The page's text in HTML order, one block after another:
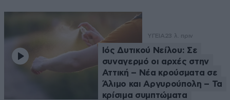
ΥΓΕΙΑ 23 λ. πριν
Ιός Δυτικού Νείλου: Σε
συναγερμό οι αρχές στην
Αττική – Νέα κρούσματα σε
Άλιμο και Αργυρούπολη – Τα
κρίσιμα συμπτώματα